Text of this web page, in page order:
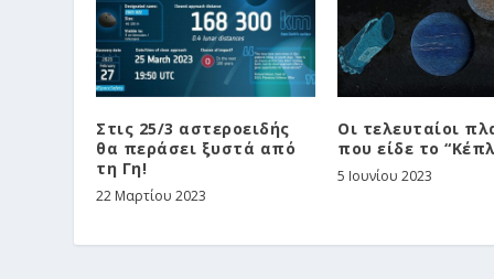
Στις 25/3 αστεροειδής
θα περάσει ξυστά από
τη Γη!
22 Μαρτίου 2023
Οι τελευταίοι
που είδε το
5 Ιουνίου 2023